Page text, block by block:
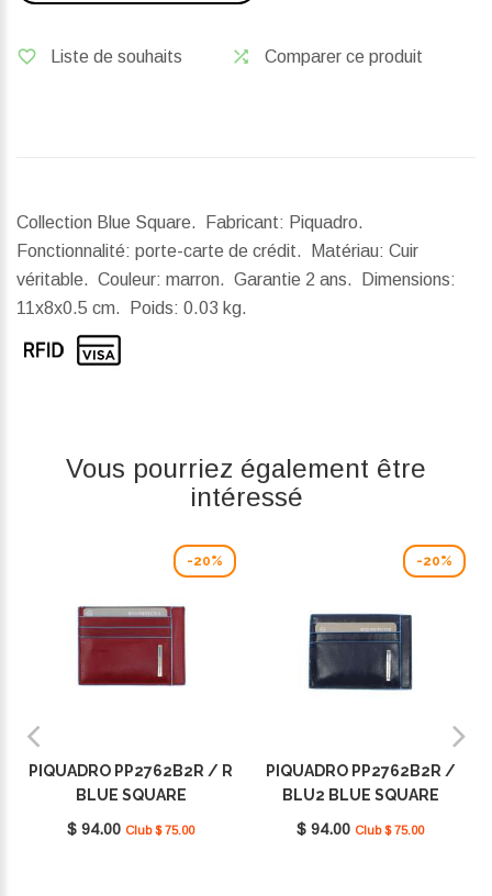
Liste de souhaits Comparer ce produit
Collection Blue Square. Fabricant: Piquadro.
Fonctionnalité: porte-carte de crédit. Matériau: Cuir
véritable. Couleur: marron. Garantie 2 ans.
Dimensions:
11x8x0.5 cm.
Poids: 0.03 kg.
Vous pourriez également être
intéressé
-20%
PIQUADRO PP2762B2R / R
BLUE SQUARE
$ 94.00 Club $ 75.00
-20%
PIQUADRO PP2762B2R /
BLU2 BLUE SQUARE
$ 94.00 Club $ 75.00